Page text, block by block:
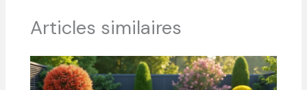
Articles similaires